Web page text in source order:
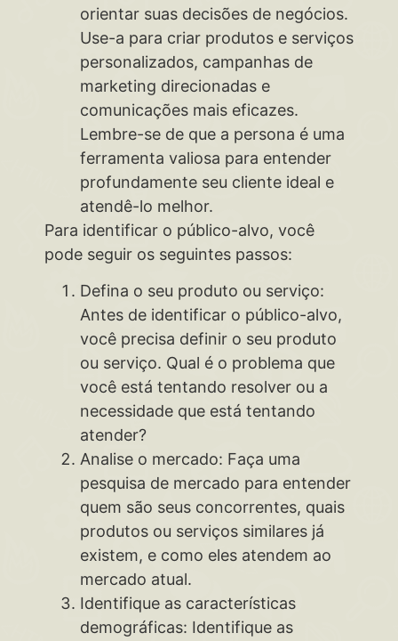
orientar suas decisões de negócios.
Use-a para criar produtos e serviços
personalizados, campanhas de
marketing direcionadas e
comunicações mais eficazes.
Lembre-se de que a persona é uma
ferramenta valiosa para entender
profundamente seu cliente ideal e
atendê-lo melhor.
Para identificar o público-alvo, você
pode seguir os seguintes passos:
Defina o seu produto ou serviço:
Antes de identificar o público-alvo,
você precisa definir o seu produto
ou serviço. Qual é o problema que
você está tentando resolver ou a
necessidade que está tentando
atender?
Analise o mercado: Faça uma
pesquisa de mercado para entender
quem são seus concorrentes, quais
produtos ou serviços similares já
existem, e como eles atendem ao
mercado atual.
Identifique as características
demográficas: Identifique as